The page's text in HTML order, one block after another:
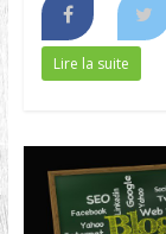
Lire la suite